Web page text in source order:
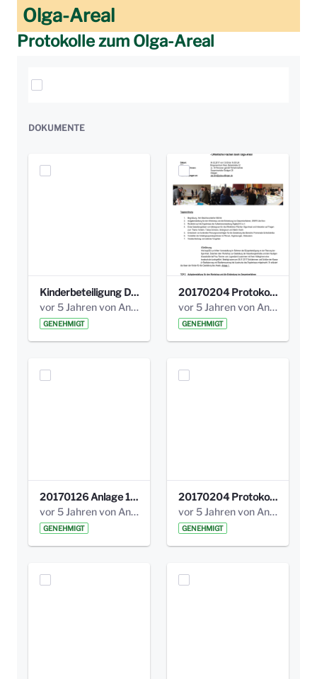
Olga-Areal
Protokolle zum Olga-Areal
Elemente auswählen
DOKUMENTE
Kinderbeteiligung Dez. 17 _Abstimmung Klettergerüst.pdf
vor 5 Jahren von Anni Schlumberger
GENEHMIGT
20170204 Protokoll Workshop 2 Promenade Schloßstraße (1).pdf
vor 5 Jahren von Anni Schlumberger
GENEHMIGT
20170126 Anlage 1_Kinderbeteiligung_Olga_Areal_Auswertung.pdf
vor 5 Jahren von Anni Schlumberger
GENEHMIGT
20170204 Protokoll Workshop 2 Promenade Schloßstraße .pdf
vor 5 Jahren von Anni Schlumberger
GENEHMIGT